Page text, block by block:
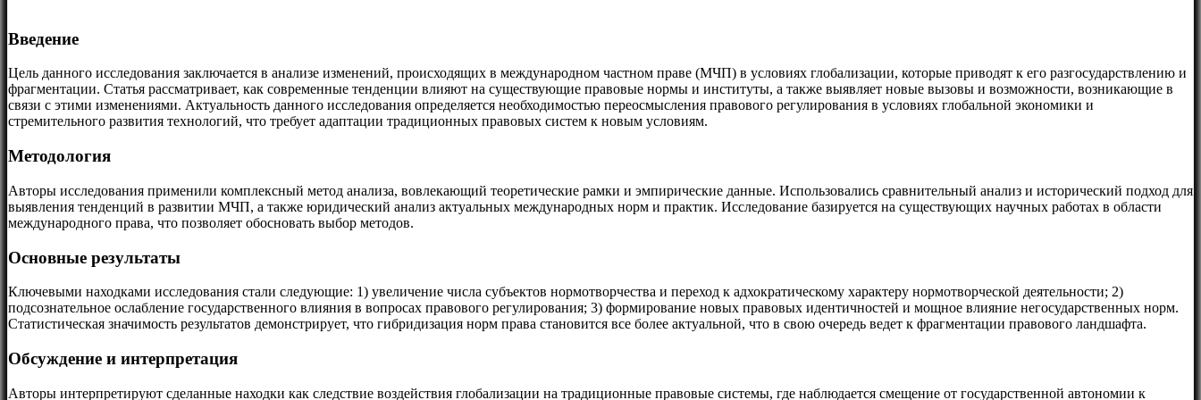
Введение
Цель данного исследования заключается в анализе изменений, происходящих в международном частном праве (МЧП) в условиях глобализации, которые приводят к его разгосударствлению и
фрагментации. Статья рассматривает, как современные тенденции влияют на существующие правовые нормы и институты, а также выявляет новые вызовы и возможности, возникающие в
связи с этими изменениями. Актуальность данного исследования определяется необходимостью переосмысления правового регулирования в условиях глобальной экономики и
стремительного развития технологий, что требует адаптации традиционных правовых систем к новым условиям.
Методология
Авторы исследования применили комплексный метод анализа, вовлекающий теоретические рамки и эмпирические данные. Использовались сравнительный анализ и исторический подход для
выявления тенденций в развитии МЧП, а также юридический анализ актуальных международных норм и практик. Исследование базируется на существующих научных работах в области
международного права, что позволяет обосновать выбор методов.
Основные результаты
Ключевыми находками исследования стали следующие: 1) увеличение числа субъектов нормотворчества и переход к адхократическому характеру нормотворческой деятельности; 2)
подсознательное ослабление государственного влияния в вопросах правового регулирования; 3) формирование новых правовых идентичностей и мощное влияние негосударственных норм.
Статистическая значимость результатов демонстрирует, что гибридизация норм права становится все более актуальной, что в свою очередь ведет к фрагментации правового ландшафта.
Обсуждение и интерпретация
Авторы интерпретируют сделанные находки как следствие воздействия глобализации на традиционные правовые системы, где наблюдается смещение от государственной автономии к